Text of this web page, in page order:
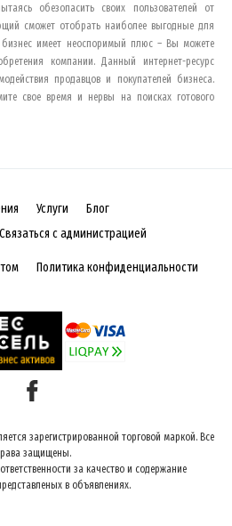
обезопасить своих пользователей от
сможет отобрать наиболее выгодные для
бизнес имеет неоспоримый плюс – Вы можете
компании. Данный интернет-ресурс
продавцов и покупателей бизнеса.
свое время и нервы на поисках готового
Услуги
Блог
Связаться с администрацией
Политика конфиденциальности
зарегистрированной торговой маркой. Все
защищены.
за качество и содержание
в объявлениях.